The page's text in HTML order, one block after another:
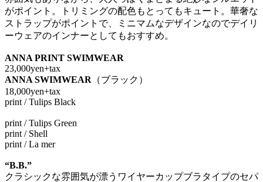
がポイント。トリミングの配色もとってもキュート。華奢な
ストラップがポイントで、ミニマムなデザインなのでデイリ
ーウェアのインナーとしてもおすすめ。
ANNA PRINT SWIMWEAR
23,000yen+tax
ANNA SWIMWEAR （ブラック）
18,000yen+tax
print / Tulips Black
print / Tulips Green
print / Shell
print / La mer
“B.B.”
クラシックな雰囲気が漂うワイヤーカップブラタイプのセパ